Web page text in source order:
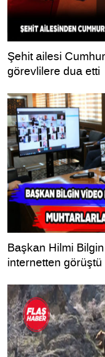
Şehit ailesi
görevlilere dua etti
Başkan Hilmi
internetten görüştü